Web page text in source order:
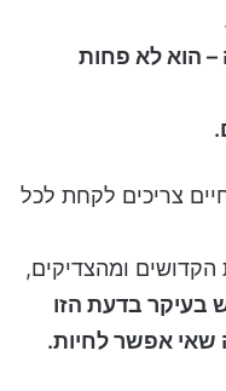
– הוא לא פחות
צריכים לקחת לכל
הקדושים ומהצדיקים,
בעיקר בדעת הזו
שאי אפשר לחיות.